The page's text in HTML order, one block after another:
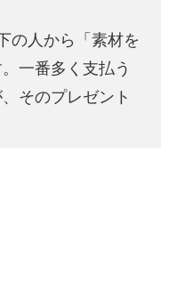
の人から「素材を
一番多く支払う
そのプレゼント